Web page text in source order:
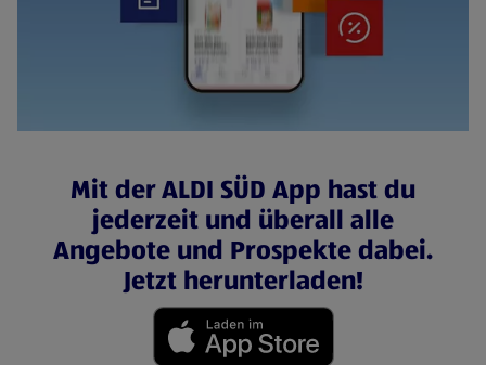
Mit der ALDI SÜD App hast du
jederzeit und überall alle
Angebote und Prospekte dabei.
Jetzt herunterladen!